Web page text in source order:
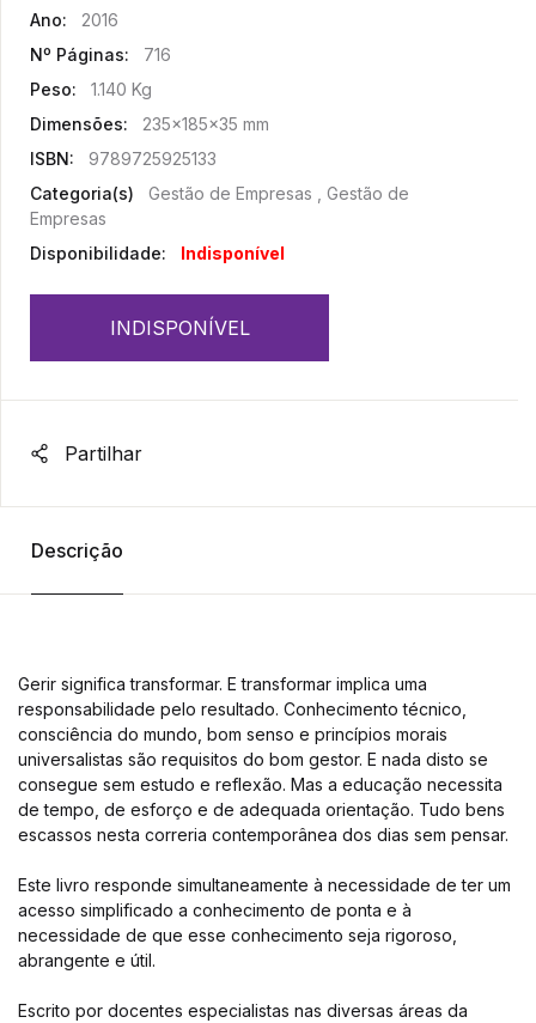
Ano:
2016
Nº Páginas:
716
Peso:
1.140 Kg
Dimensões:
235x185x35 mm
ISBN:
9789725925133
Categoria(s)
Gestão de Empresas , Gestão de
Empresas
Disponibilidade:
Indisponível
INDISPONÍVEL
Partilhar
Descrição
Gerir significa transformar. E transformar implica uma
responsabilidade pelo resultado. Conhecimento técnico,
consciência do mundo, bom senso e princípios morais
universalistas são requisitos do bom gestor. E nada disto se
consegue sem estudo e reflexão. Mas a educação necessita
de tempo, de esforço e de adequada orientação. Tudo bens
escassos nesta correria contemporânea dos dias sem pensar.
Este livro responde simultaneamente à necessidade de ter um
acesso simplificado a conhecimento de ponta e à
necessidade de que esse conhecimento seja rigoroso,
abrangente e útil.
Escrito por docentes especialistas nas diversas áreas da